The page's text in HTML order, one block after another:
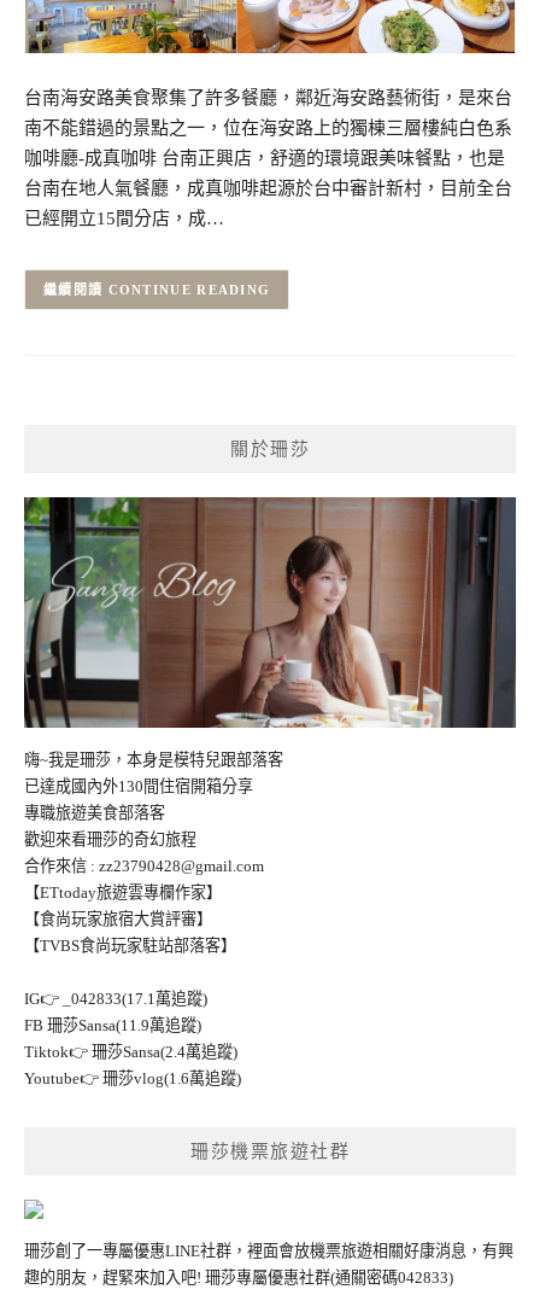
台南海安路美食聚集了許多餐廳，鄰近海安路藝術街，是來台
南不能錯過的景點之一，位在海安路上的獨棟三層樓純白色系
咖啡廳-成真咖啡 台南正興店，舒適的環境跟美味餐點，也是
台南在地人氣餐廳，成真咖啡起源於台中審計新村，目前全台
已經開立15間分店，成…
CONTINUE READING
關於珊莎
嗨~我是珊莎，本身是模特兒跟部落客
已達成國內外130間住宿開箱分享
專職旅遊美食部落客
歡迎來看珊莎的奇幻旅程
合作來信 : zz23790428@gmail.com
【ETtoday旅遊雲專欄作家】
【食尚玩家旅宿大賞評審】
【TVBS食尚玩家駐站部落客】
IG👉
_042833(17.1萬追蹤)
FB 珊莎Sansa(11.9萬追蹤)
Tiktok👉 珊莎Sansa(2.4萬追蹤)
Youtube👉 珊莎vlog(1.6萬追蹤)
珊莎機票旅遊社群
珊莎創了一專屬優惠LINE社群，裡面會放機票旅遊相關好康消息，有興
趣的朋友，趕緊來加入吧! 珊莎專屬優惠社群(通關密碼042833)